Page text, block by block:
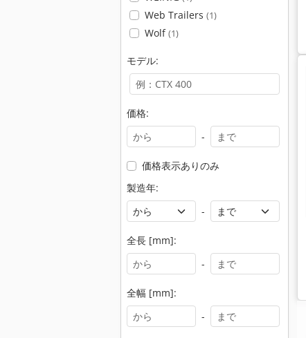
Web Trailers (1)
Wolf(1)
モデル:
価格:
-
価格表示ありのみ
製造年:
-
全長 [mm]:
-
全幅 [mm]:
-